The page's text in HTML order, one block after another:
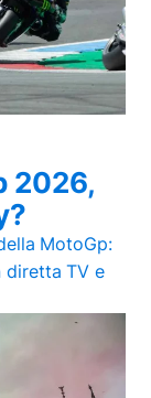
2026,
MotoGp:
diretta TV e